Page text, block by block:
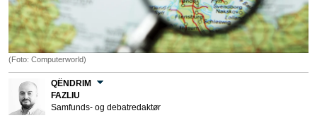
(Foto: Computerworld)
QËNDRIM
FAZLIU
Samfunds- og debatredaktør